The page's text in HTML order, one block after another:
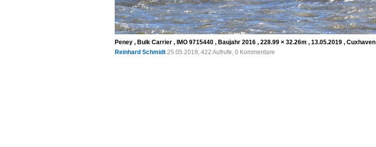
Peney , Bulk Carrier , IMO 9715440 , Baujahr 2016 , 228.99 × 32.26m , 13.05.2019 , Cuxhaven
Reinhard Schmidt 25.05.2019, 422 Aufrufe, 0 Kommentare